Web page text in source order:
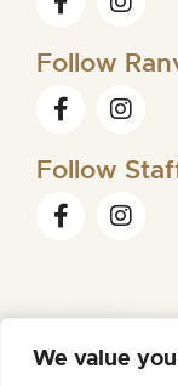
We value
Follow
Follow